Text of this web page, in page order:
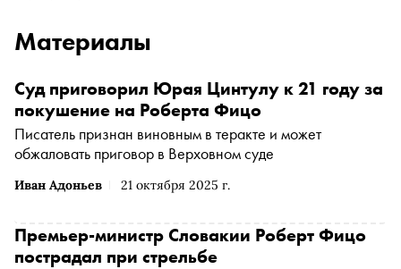
Материалы
Иван Адоньев 21 октября 2025 г.
Суд приговорил Юрая Цинтулу к 21 году за
покушение на Роберта Фицо
Писатель признан виновным в теракте и может
обжаловать приговор в Верховном суде
Премьер-министр Словакии Роберт Фицо
пострадал при стрельбе